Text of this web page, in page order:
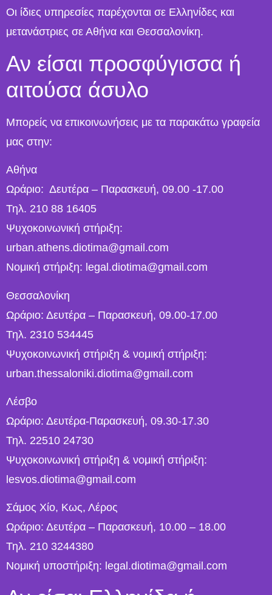
Οι ίδιες υπηρεσίες παρέχονται σε Ελληνίδες και
μετανάστριες σε Αθήνα και Θεσσαλονίκη.
Αν είσαι προσφύγισσα ή
αιτούσα άσυλο
Μπορείς να επικοινωνήσεις με τα παρακάτω γραφεία
μας στην:
Αθήνα
Ωράριο: Δευτέρα – Παρασκευή, 09.00 -17.00
Τηλ. 210 88 16405
Ψυχοκοινωνική στήριξη:
urban.athens.diotima@gmail.com
Νομική στήριξη: legal.diotima@gmail.com
Θεσσαλονίκη
Ωράριο: Δευτέρα – Παρασκευή, 09.00-17.00
Τηλ. 2310 534445
Ψυχοκοινωνική στήριξη & νομική στήριξη:
urban.thessaloniki.diotima@gmail.com
Λέσβο
Ωράριο: Δευτέρα-Παρασκευή, 09.30-17.30
Τηλ. 22510 24730
Ψυχοκοινωνική στήριξη & νομική στήριξη:
lesvos.diotima@gmail.com
Σάμος Χίο, Κως, Λέρος
Ωράριο: Δευτέρα – Παρασκευή, 10.00 – 18.00
Τηλ. 210 3244380
Νομική υποστήριξη: legal.diotima@gmail.com